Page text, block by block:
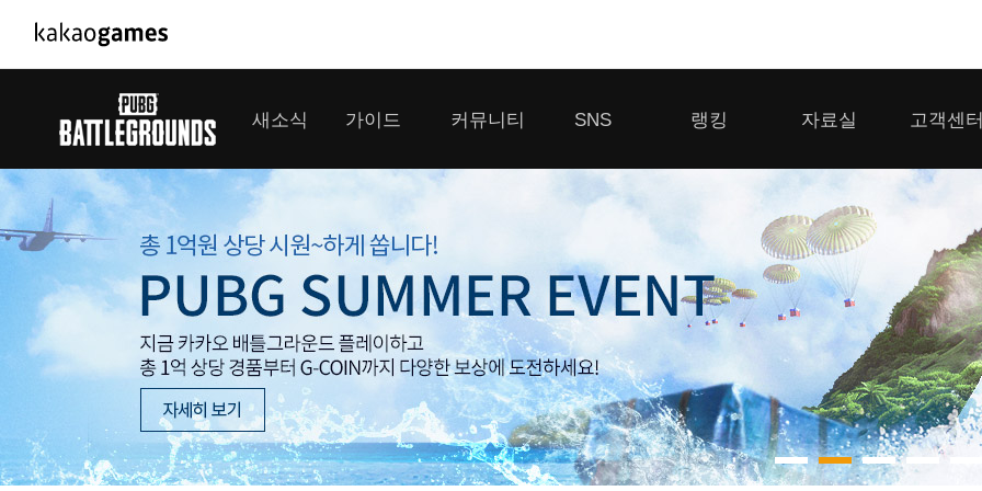
PC/모바일게임
도깨비의세계
오딘: 발할라 라이징
아키에이지 워
아레스 : 라이즈 오브 가디언즈
배틀그라운드
패스 오브 엑자일
우마무스메 프리티 더비
가디언 테일즈
프린세스 커넥트 Re:Dive
프렌즈팝콘
새소식
공지사항
GM소식
이벤트
업데이트
대회소식
가이드
게임 가이드
커뮤니티
미디어 게시판
클랜 라운지
모집 게시판
SNS
톡채널
랭킹
클랜 생존 리더보드
내 전적 히스토리
자료실
다운로드
고객센
이용제한 이
보안센터